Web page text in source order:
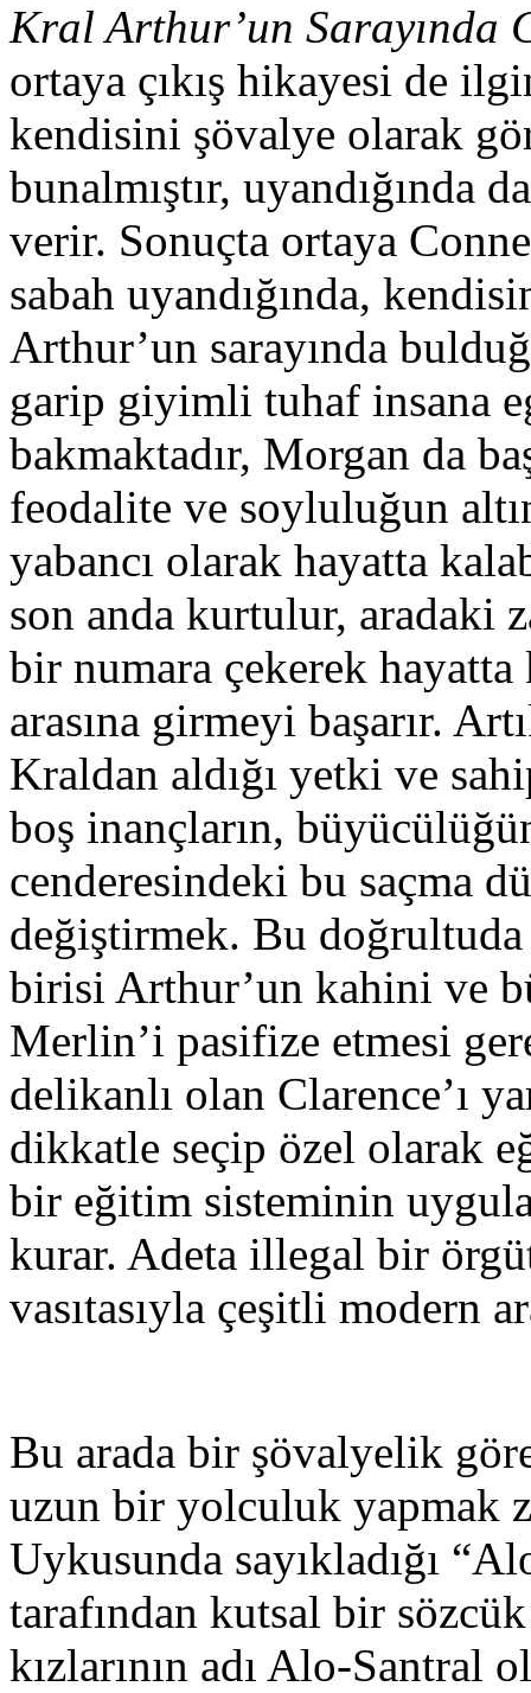
Kral Arthur’un Sarayında
ortaya çıkış hikayesi de
kendisini şövalye olarak
bunalmıştır, uyandığında
verir. Sonuçta ortaya
sabah uyandığında,
Arthur’un sarayında
garip giyimli tuhaf insana
bakmaktadır, Morgan da
feodalite ve soyluluğun
yabancı olarak hayatta
son anda kurtulur, aradaki
bir numara çekerek hayatta
arasına girmeyi başarır.
Kraldan aldığı yetki ve
boş inançların,
cenderesindeki bu saçma
değiştirmek. Bu
birisi Arthur’un kahini ve
Merlin’i pasifize etmesi
delikanlı olan Clarence’ı
dikkatle seçip özel olarak
bir eğitim sisteminin
kurar. Adeta illegal bir
vasıtasıyla çeşitli modern
Bu arada bir şövalyelik
uzun bir yolculuk yapmak
Uykusunda sayıkladığı
tarafından kutsal bir
kızlarının adı Alo-Santral